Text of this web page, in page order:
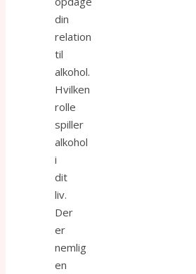
din
relation
til
alkohol.
Hvilken
rolle
spiller
alkohol
i
dit
liv.
Der
er
nemlig
en